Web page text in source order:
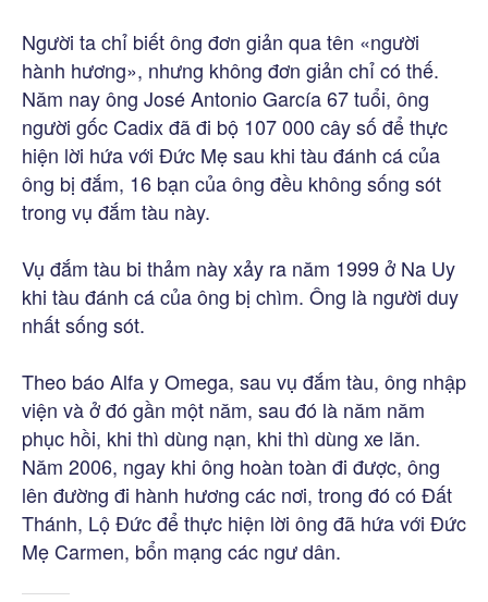
Người ta chỉ biết ông đơn giản qua tên «người
hành hương», nhưng không đơn giản chỉ có thế.
Năm nay ông José Antonio García 67 tuổi, ông
người gốc Cadix đã đi bộ 107 000 cây số để thực
hiện lời hứa với Đức Mẹ sau khi tàu đánh cá của
ông bị đắm, 16 bạn của ông đều không sống sót
trong vụ đắm tàu này.
Vụ đắm tàu bi thảm này xảy ra năm 1999 ở Na Uy
khi tàu đánh cá của ông bị chìm. Ông là người duy
nhất sống sót.
Theo báo Alfa y Omega, sau vụ đắm tàu, ông nhập
viện và ở đó gần một năm, sau đó là năm năm
phục hồi, khi thì dùng nạn, khi thì dùng xe lăn.
Năm 2006, ngay khi ông hoàn toàn đi được, ông
lên đường đi hành hương các nơi, trong đó có Đất
Thánh, Lộ Đức để thực hiện lời ông đã hứa với Đức
Mẹ Carmen, bổn mạng các ngư dân.